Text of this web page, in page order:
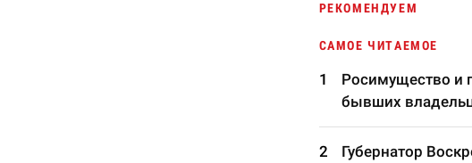
РЕКОМЕНДУЕМ
САМОЕ ЧИТАЕМОЕ
Росимущество и
бывших
Губернатор